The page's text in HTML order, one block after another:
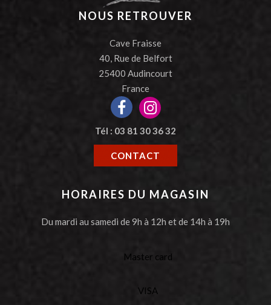
NOUS RETROUVER
Cave Fraisse
40, Rue de Belfort
25400 Audincourt
France
Tél : 03 81 30 36 32
CONTACT
HORAIRES DU MAGASIN
Du mardi au samedi de 9h à 12h et de 14h à 19h
Master card
VISA